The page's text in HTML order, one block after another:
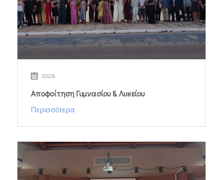
2026
Αποφοίτηση Γυμνασίου & Λυκείου
Περισσότερα